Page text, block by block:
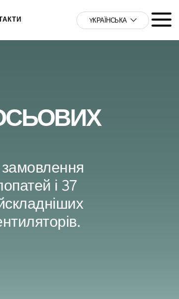
YКРАЇНСЬКА
замовлення
і 37